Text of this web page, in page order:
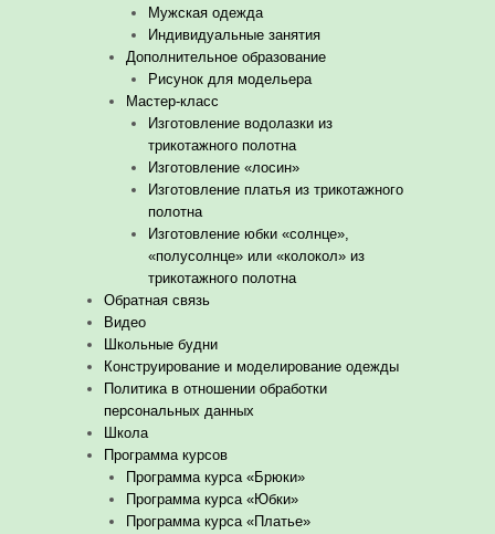
Мужская одежда
Индивидуальные занятия
Дополнительное образование
Рисунок для модельера
Мастер-класс
Изготовление водолазки из
трикотажного полотна
Изготовление «лосин»
Изготовление платья из трикотажного
полотна
Изготовление юбки «солнце»,
«полусолнце» или «колокол» из
трикотажного полотна
Обратная связь
Видео
Школьные будни
Конструирование и моделирование одежды
Политика в отношении обработки
персональных данных
Школа
Программа курсов
Программа курса «Брюки»
Программа курса «Юбки»
Программа курса «Платье»